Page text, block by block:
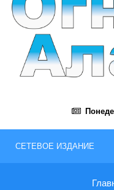
СЕТЕВОЕ ИЗДАНИЕ